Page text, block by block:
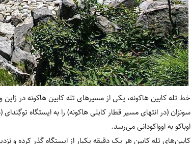
خط تله کابین هاکونه، یکی از مسیرهای تله کابین هاکونه در
سونزان (در انتهای مسیر قطار کابلی هاکونه) را به ایستگاه
اوباکو به اوواکودانی می‌رسد.